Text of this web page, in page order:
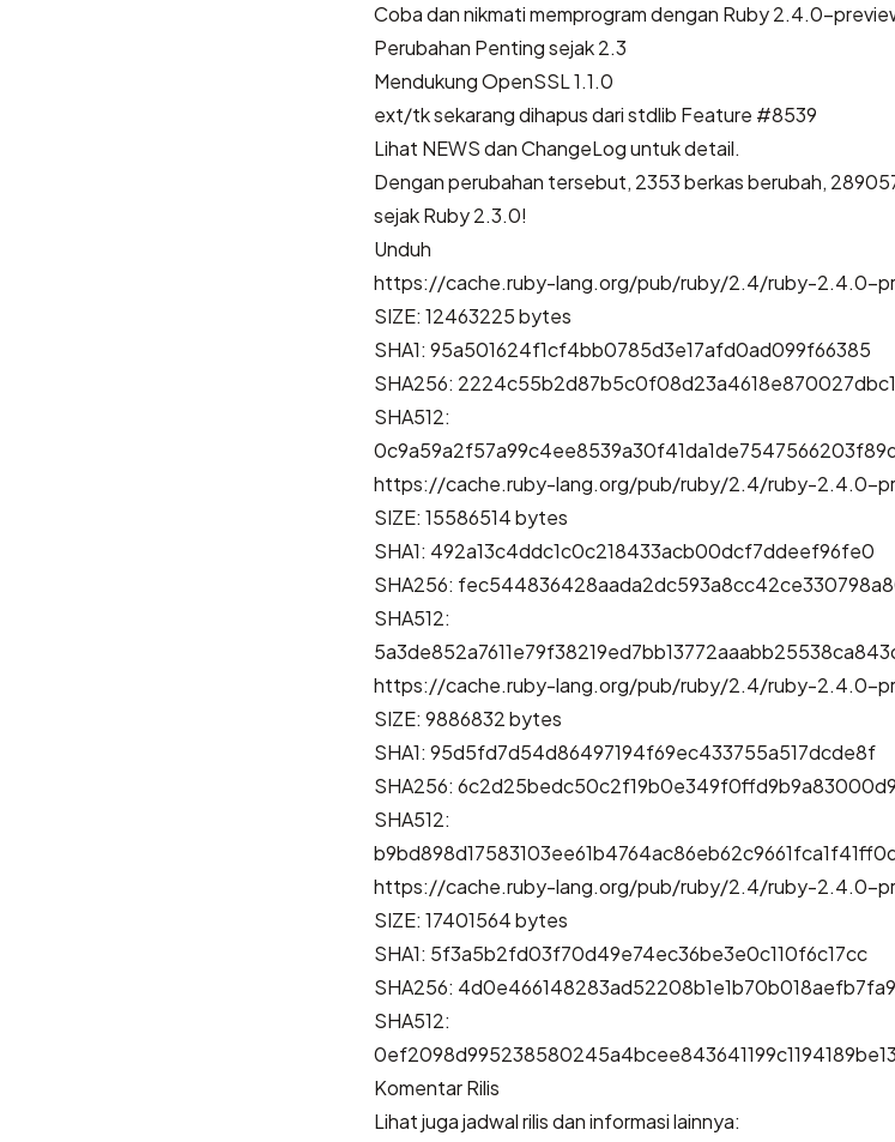
Coba dan nikmati memprogram dengan Ruby 2.4.0-
Perubahan Penting sejak 2.3
Mendukung OpenSSL 1.1.0
ext/tk sekarang dihapus dari stdlib Feature #8539
Lihat NEWSdanChangeLoguntuk detail.
Dengan perubahan tersebut, 2353 berkas berubah,
sejak Ruby 2.3.0!
Unduh
https://cache.ruby-lang.org/pub/ruby/2.4/ruby-2.4.0-
SIZE: 12463225 bytes
SHA1: 95a501624f1cf4bb0785d3e17afd0ad099f66385
SHA256:
SHA512:
https://cache.ruby-lang.org/pub/ruby/2.4/ruby-2.4.0-
SIZE: 15586514 bytes
SHA1: 492a13c4ddc1c0c218433acb00dcf7ddeef96fe0
SHA256:
SHA512:
https://cache.ruby-lang.org/pub/ruby/2.4/ruby-2.4.0-
SIZE: 9886832 bytes
SHA1: 95d5fd7d54d86497194f69ec433755a517dcde8f
SHA256:
SHA512:
https://cache.ruby-lang.org/pub/ruby/2.4/ruby-2.4.0-
SIZE: 17401564 bytes
SHA1: 5f3a5b2fd03f70d49e74ec36be3e0c110f6c17cc
SHA256:
SHA512:
Komentar Rilis
Lihat juga jadwal rilis dan informasi lainnya: